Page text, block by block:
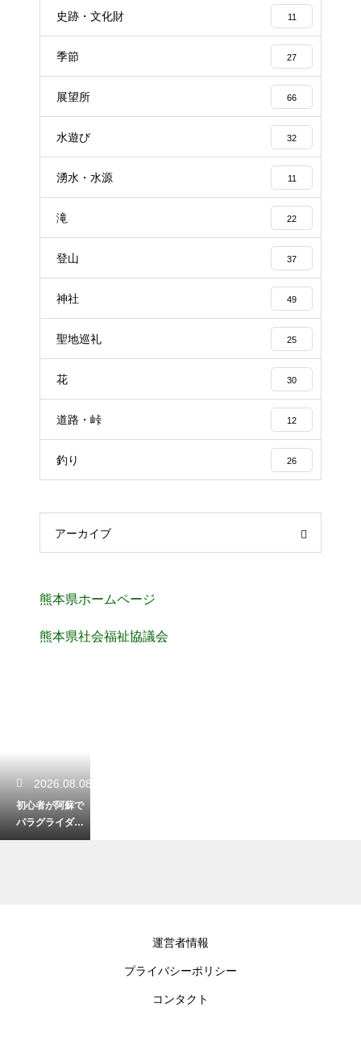
史跡・文化財 11
季節 27
展望所 66
水遊び 32
湧水・水源 11
滝 22
登山 37
神社 49
聖地巡礼 25
花 30
道路・峠 12
釣り 26
アーカイブ
熊本県ホームページ
熊本県社会福祉協議会
2026.08.08
初心者が阿蘇で
パラグライダー
体験！安全に楽
運営者情報
プライバシーポリシー
コンタクト